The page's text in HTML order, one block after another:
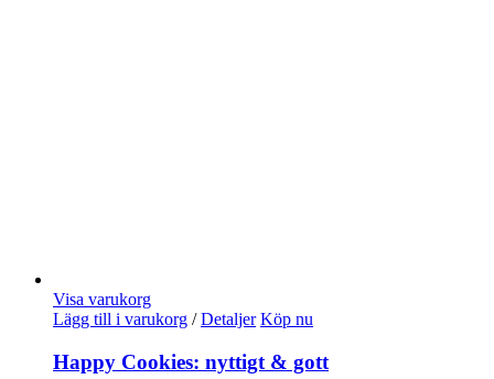
Visa varukorg
Lägg till i varukorg / Detaljer Köp nu
Happy Cookies: nyttigt & gott